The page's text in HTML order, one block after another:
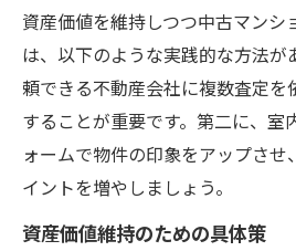
資産価値を維持しつつ中古マンシ
は、以下のような実践的な方法が
頼できる不動産会社に複数査定
することが重要です。第二に、室
ォームで物件の印象をアップさ
イントを増やしましょう。
資産価値維持のための具体策